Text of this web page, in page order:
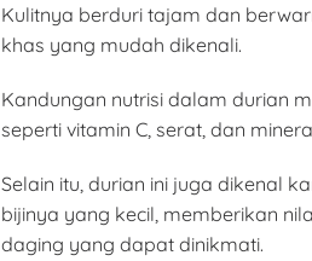
Kulitnya berduri tajam dan
khas yang mudah dikenali.
Kandungan nutrisi dalam durian
seperti vitamin C, serat, dan
Selain itu, durian ini juga dikenal
bijinya yang kecil, memberikan
daging yang dapat dinikmati.